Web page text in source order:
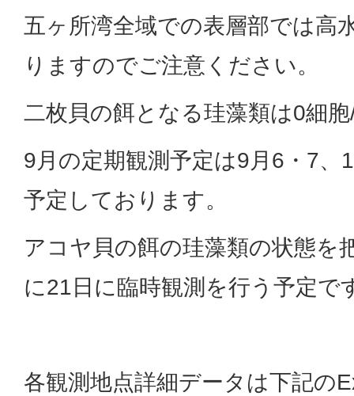
五ヶ所湾全域での表層部では高
りますのでご注意ください。
二枚貝の餌となる珪藻類は0細
9月の定期観測予定は9月6・7、
予定しております。
アコヤ貝の餌の珪藻類の状態を
に21日に臨時観測を行う予定で
各観測地点詳細データは下記の